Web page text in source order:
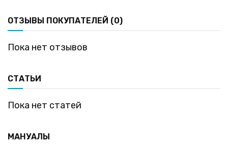
ОТЗЫВЫ ПОКУПАТЕЛЕЙ (0)
Пока нет отзывов
СТАТЬИ
Пока нет статей
МАНУАЛЫ